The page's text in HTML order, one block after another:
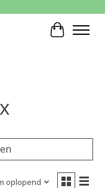
oplopend